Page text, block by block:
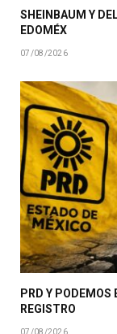
SHEINBAUM Y
EDOMÉX
07/08/2026
PRD Y PODEMOS
REGISTRO